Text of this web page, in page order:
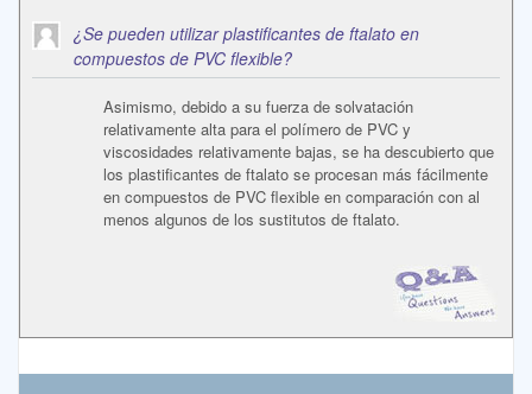
¿Se pueden utilizar plastificantes de ftalato en
compuestos de PVC flexible?
Asimismo, debido a su fuerza de solvatación
relativamente alta para el polímero de PVC y
viscosidades relativamente bajas, se ha descubierto que
los plastificantes de ftalato se procesan más fácilmente
en compuestos de PVC flexible en comparación con al
menos algunos de los sustitutos de ftalato.